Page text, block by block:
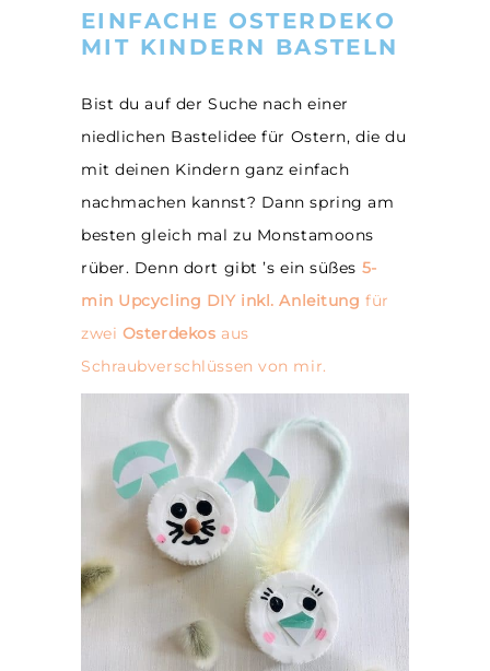
EINFACHE OSTERDEKO
MIT KINDERN BASTELN
Bist du auf der Suche nach einer
niedlichen Bastelidee für Ostern, die du
mit deinen Kindern ganz einfach
nachmachen kannst? Dann spring am
besten gleich mal zu Monstamoons
rüber. Denn dort gibt ’s ein süßes 5-
min Upcycling DIY inkl. Anleitung für
zwei Osterdekos aus
Schraubverschlüssen von mir.